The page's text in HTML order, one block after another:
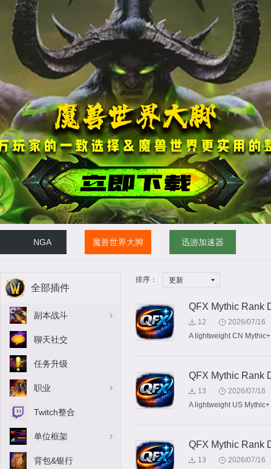
NGA 魔兽世界大脚 迅游加速器
全部插件
副本战斗
聊天社交
任务升级
职业
Twitch整合
单位框架
背包&银行
排序： 更新
QFX Mythic Rank
12
2026/07/16
A lightweight CN
QFX Mythic Rank
13
2026/07/16
A lightweight US
QFX Mythic Rank
13
2026/07/16